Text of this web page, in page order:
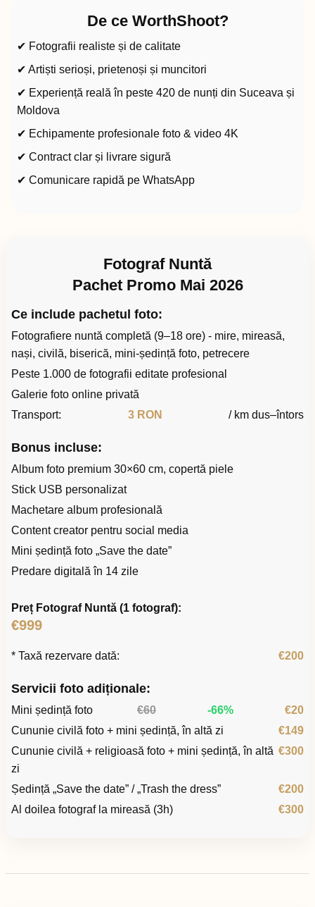
De ce WorthShoot?
✔ Fotografii realiste și de calitate
✔ Artiști serioși, prietenoși și muncitori
✔ Experiență reală în peste 420 de nunți din Suceava și
Moldova
✔ Echipamente profesionale foto & video 4K
✔ Contract clar și livrare sigură
✔ Comunicare rapidă pe WhatsApp
Fotograf Nuntă
Pachet Promo Mai 2026
Ce include pachetul foto:
Fotografiere nuntă completă (9–18 ore) - mire, mireasă,
nași, civilă, biserică, mini-ședință foto, petrecere
Peste 1.000 de fotografii editate profesional
Galerie foto online privată
Transport:
3 RON / km dus–întors
Bonus incluse:
Album foto premium 30×60 cm, copertă piele
Stick USB personalizat
Machetare album profesională
Content creator pentru social media
Mini ședință foto „Save the date”
Predare digitală în 14 zile
Preț Fotograf Nuntă (1 fotograf):
€999
* Taxă rezervare dată: €200
Servicii foto adiționale:
Mini ședință foto €60 -66%
€20
Cununie civilă foto + mini ședință, în altă zi
€149
Cununie civilă + religioasă foto + mini ședință, în altă
zi
€300
Ședință „Save the date” / „Trash the dress”
€200
Al doilea fotograf la mireasă (3h)
€300